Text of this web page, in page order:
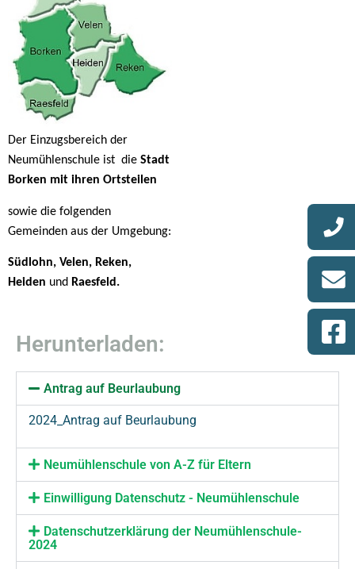
Der Einzugsbereich der
Neumühlenschule ist die Stadt
Borken mit ihren Ortsteilen
sowie die folgenden
Gemeinden aus der Umgebung:
Südlohn, Velen, Reken,
Heiden und Raesfeld.
Herunterladen:
Antrag auf Beurlaubung
2024_Antrag auf Beurlaubung
Neumühlenschule von A-Z für Eltern
Einwilligung Datenschutz - Neumühlenschule
Datenschutzerklärung der Neumühlenschule-
2024